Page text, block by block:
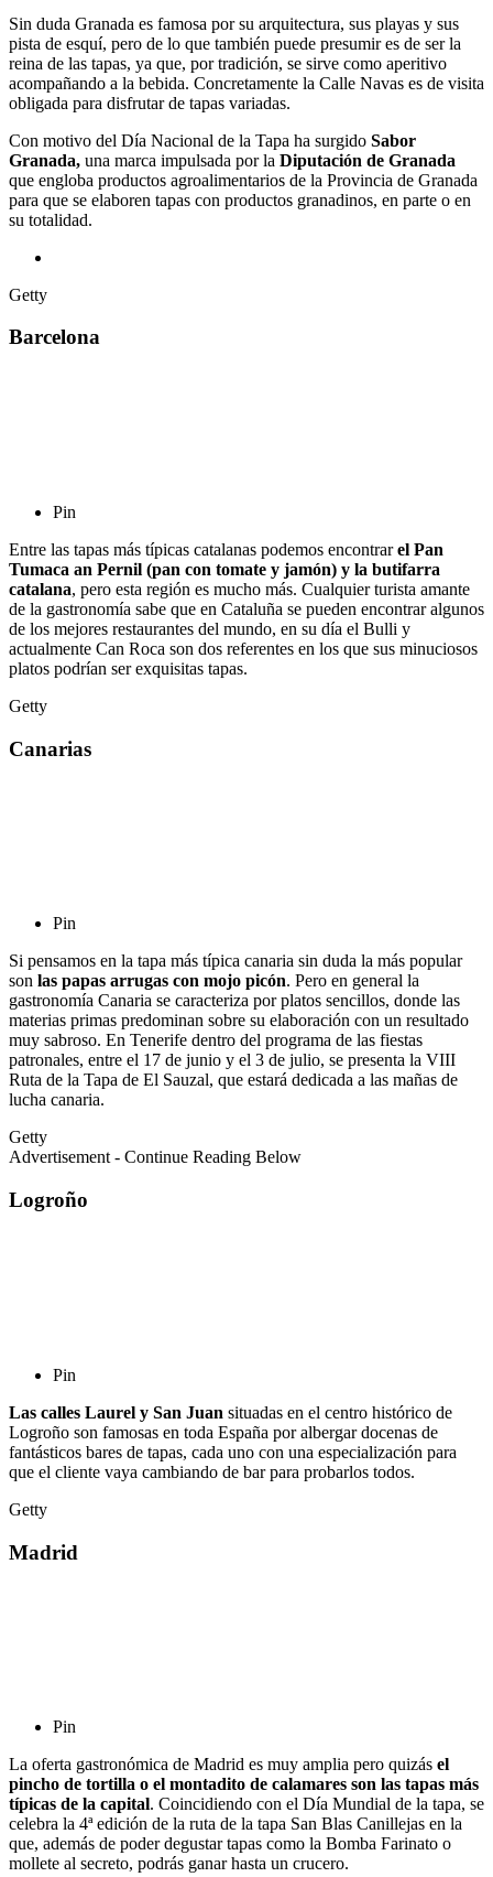
Sin duda Granada es famosa por su arquitectura, sus playas y sus
pista de esquí, pero de lo que también puede presumir es de ser la
reina de las tapas, ya que, por tradición, se sirve como aperitivo
acompañando a la bebida. Concretamente la Calle Navas es de visita
obligada para disfrutar de tapas variadas.
Con motivo del Día Nacional de la Tapa ha surgido Sabor
Granada, una marca impulsada por la Diputación de Granada
que engloba productos agroalimentarios de la Provincia de Granada
para que se elaboren tapas con productos granadinos, en parte o en
su totalidad.
Getty
Barcelona
Pin
Entre las tapas más típicas catalanas podemos encontrarel Pan
Tumaca an Pernil (pan con tomate y jamón) y la butifarra
catalana, pero esta región es mucho más. Cualquier turista amante
de la gastronomía sabe que en Cataluña se pueden encontrar algunos
de los mejores restaurantes del mundo, en su día el Bulli y
actualmente Can Roca son dos referentes en los que sus minuciosos
platos podrían ser exquisitas tapas.
Getty
Canarias
Pin
Si pensamos en la tapa más típica canaria sin duda la más popular
son las papas arrugas con mojo picón. Pero en general la
gastronomía Canaria se caracteriza por platos sencillos, donde las
materias primas predominan sobre su elaboración con un resultado
muy sabroso. En Tenerife dentro del programa de las fiestas
patronales, entre el 17 de junio y el 3 de julio, se presenta la VIII
Ruta de la Tapa de El Sauzal, que estará dedicada a las mañas de
lucha canaria.
Getty
Advertisement - Continue Reading Below
Logroño
Pin
Las calles Laurel y San Juan situadas en el centro histórico de
Logroño son famosas en toda España por albergar docenas de
fantásticos bares de tapas, cada uno con una especialización para
que el cliente vaya cambiando de bar para probarlos todos.
Getty
Madrid
Pin
La oferta gastronómica de Madrid es muy amplia pero quizás el
pincho de tortilla o el montadito de calamares son las tapas más
típicas de la capital. Coincidiendo con el Día Mundial de la tapa, se
celebra la 4ª edición de la ruta de la tapa San Blas Canillejas en la
que, además de poder degustar tapas como la Bomba Farinato o
mollete al secreto, podrás ganar hasta un crucero.